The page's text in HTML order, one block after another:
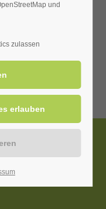
und
zulassen